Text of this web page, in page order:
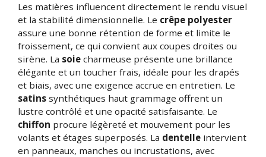
Les matières influencent directement le rendu visuel
et la stabilité dimensionnelle. Le crêpe polyester
assure une bonne rétention de forme et limite le
froissement, ce qui convient aux coupes droites ou
sirène. La soie charmeuse présente une brillance
élégante et un toucher frais, idéale pour les drapés
et biais, avec une exigence accrue en entretien. Le
satins synthétiques haut grammage offrent un
lustre contrôlé et une opacité satisfaisante. Le
chiffon procure légèreté et mouvement pour les
volants et étages superposés. La dentelle intervient
en panneaux, manches ou incrustations, avec